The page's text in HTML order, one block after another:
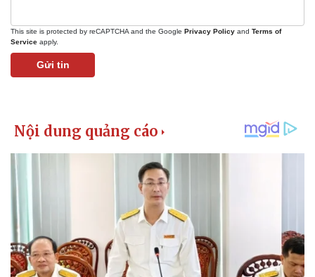
Vụ án
Tin nóng
Tư vấn luật
Quân sự - Quốc phòng
Vũ khí
Việt Nam
Phân tích
This site is protected by reCAPTCHA and the Google Privacy Policy and Terms of
Service apply.
Gửi tin